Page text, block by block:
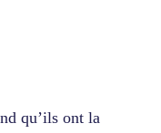
qu’ils ont la